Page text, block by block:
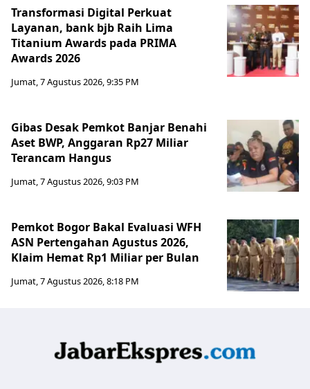
Transformasi Digital Perkuat
Layanan, bank bjb Raih Lima
Titanium Awards pada PRIMA
Awards 2026
Jumat, 7 Agustus 2026, 9:35 PM
Gibas Desak Pemkot Banjar Benahi
Aset BWP, Anggaran Rp27 Miliar
Terancam Hangus
Jumat, 7 Agustus 2026, 9:03 PM
Pemkot Bogor Bakal Evaluasi WFH
ASN Pertengahan Agustus 2026,
Klaim Hemat Rp1 Miliar per Bulan
Jumat, 7 Agustus 2026, 8:18 PM